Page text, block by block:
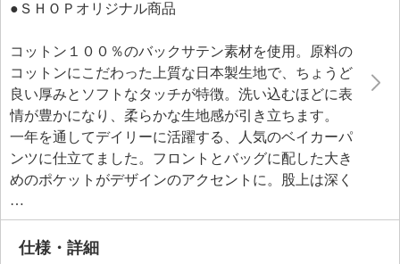
●ＳＨＯＰオリジナル商品
コットン１００％のバックサテン素材を使用。原料の
コットンにこだわった上質な日本製生地で、ちょうど
良い厚みとソフトなタッチが特徴。洗い込むほどに表
情が豊かになり、柔らかな生地感が引き立ちます。
一年を通してデイリーに活躍する、人気のベイカーパ
ンツに仕立てました。フロントとバッグに配した大き
めのポケットがデザインのアクセントに。股上は深く
ゆったりとしたルーズな印象ではきやすく、脚長効果
も。はき心地を考慮し、ヒップや脚周りにゆとりを持
たせました。裾にやや幅のあるステッチをほどこして
仕様・詳細